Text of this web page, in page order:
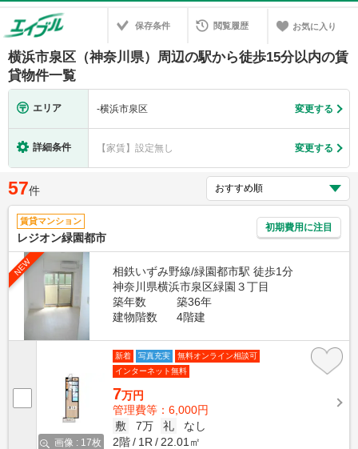
保存条件 閲覧履歴 お気に入り
横浜市泉区（神奈川県）周辺の駅から徒歩15分以内の賃
貸物件一覧
エリア -横浜市泉区 変更する
詳細条件 【家賃】設定無し 変更する
57件
賃貸マンション
レジオン緑園都市
初期費用に注目
NEW
相鉄いずみ野線/緑園都市駅 徒歩1分
神奈川県横浜市泉区緑園３丁目
築年数
築36年
建物階数
4階建
画像 : 17枚
新着 写真充実
無料オンライン相談可
インターネット無料
7万円
管理費等：6,000円
敷
7万 礼
なし
2階
1R 22.01㎡